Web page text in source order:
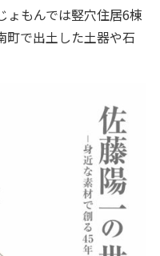
ょもんでは竪穴住居6棟
町で出土した土器や石